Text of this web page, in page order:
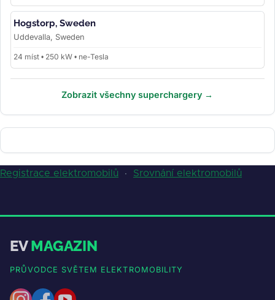
Hogstorp, Sweden
Uddevalla, Sweden
24 míst • 250 kW • ne-Tesla
Zobrazit všechny superchargery →
Registrace elektromobilů · Srovnání elektromobilů
EVMAGAZIN
PRŮVODCE SVĚTEM ELEKTROMOBILITY